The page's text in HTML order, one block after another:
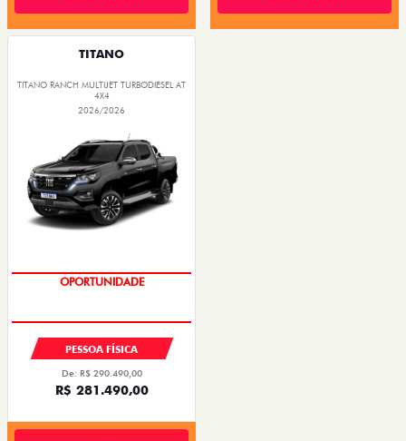
TITANO
TITANO RANCH MULTIJET TURBODIESEL AT
4X4
2026/2026
PESSOA FÍSICA
De: R$ 290.490,00
R$ 281.490,00